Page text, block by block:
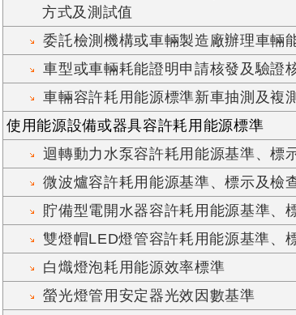
方式及測試值
委託檢測機構或車輛製造廠辦理車輛
車型或車輛耗能證明申請核發及驗證
車輛容許耗用能源標準新車抽測及複
使用能源設備或器具容許耗用能源標準
迴轉動力水泵容許耗用能源基準、標
微波爐容許耗用能源基準、標示及檢
貯備型電開水器容許耗用能源基準、
雙燈帽LED燈管容許耗用能源基準、
白熾燈泡耗用能源效率標準
螢光燈管用安定器光效因數基準